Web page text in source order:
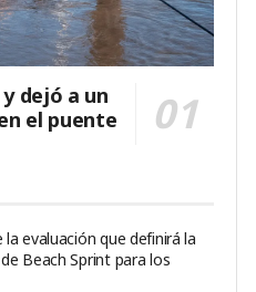
dejó a un
el puente
evaluación que definirá la
Beach Sprint para los